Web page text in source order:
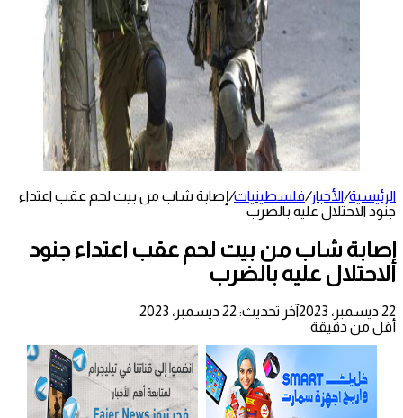
الرئيسية/الأخبار/فلسطينيات/إصابة شاب من بيت لحم عقب اعتداء
جنود الاحتلال عليه بالضرب
إصابة شاب من بيت لحم عقب اعتداء جنود
الاحتلال عليه بالضرب
22 ديسمبر، 2023
آخر تحديث: 22 ديسمبر، 2023
أقل من دقيقة